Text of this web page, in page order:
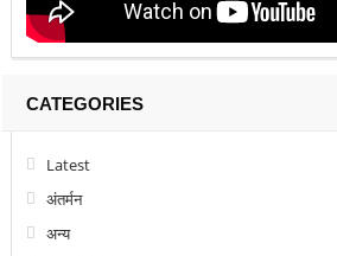
CATEGORIES
Latest
अंतर्मन
अन्य